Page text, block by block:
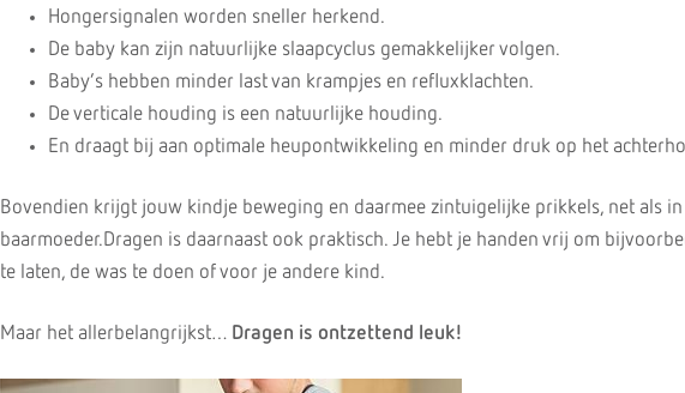
Hongersignalen worden sneller herkend.
De baby kan zijn natuurlijke slaapcyclus gemakkelijker volgen.
Baby’s hebben minder last van krampjes en refluxklachten.
De verticale houding is een natuurlijke houding.
En draagt bij aan optimale heupontwikkeling en minder druk op het
Bovendien krijgt jouw kindje beweging en daarmee zintuigelijke prikkels, net als
baarmoeder.Dragen is daarnaast ook praktisch. Je hebt je handen vrij om
te laten, de was te doen of voor je andere kind.
Maar het allerbelangrijkst… Dragen is ontzettend leuk!